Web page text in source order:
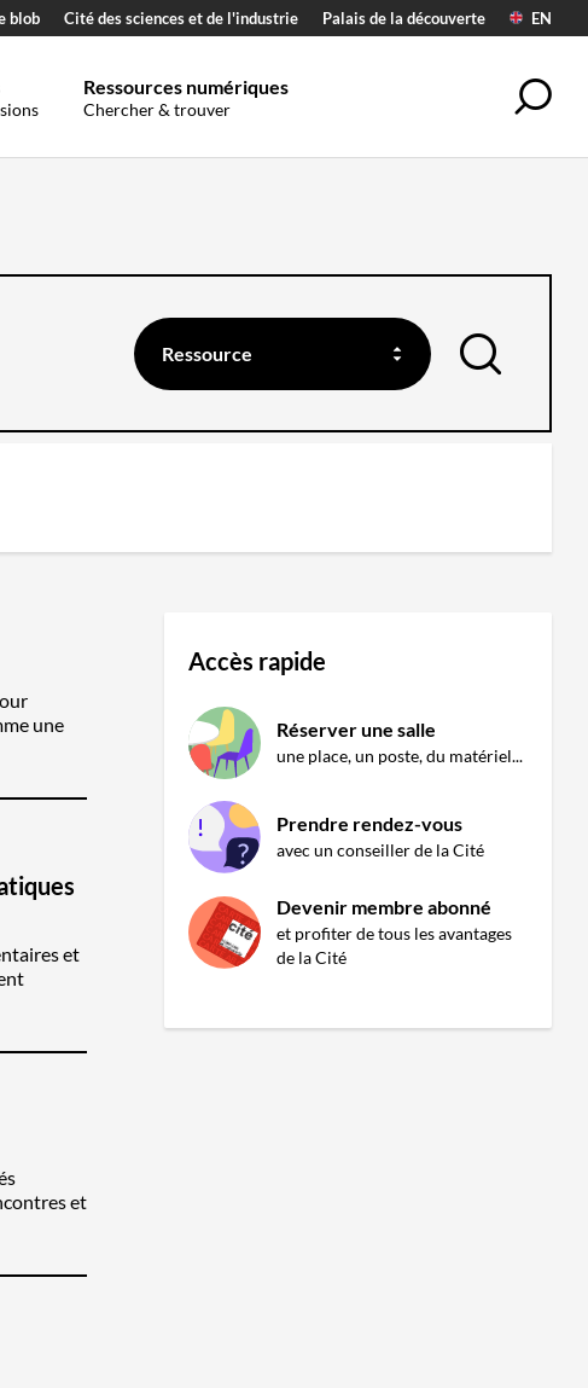
blob Cité des sciences et de l'industrie Palais de la découverte EN
Ressources numériques
Chercher & trouver
Ressource
la
une
et
et
Accès rapide
Réserver une salle
une place, un poste, du matériel...
Prendre rendez-vous
avec un conseiller de la Cité
Devenir membre abonné
et profiter de tous les avantages
de la Cité